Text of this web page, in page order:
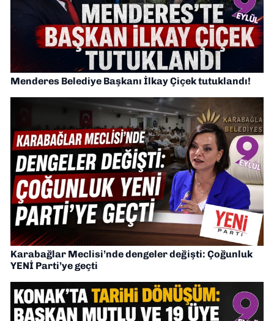
Menderes Belediye Başkanı İlkay Çiçek tutuklandı!
Karabağlar Meclisi’nde dengeler değişti: Çoğunluk
YENİ Parti’ye geçti